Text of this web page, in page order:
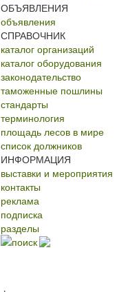
ОБЪЯВЛЕНИЯ
объявления
СПРАВОЧНИК
каталог организаций
каталог оборудования
законодательство
таможенные пошлины
стандарты
терминология
площадь лесов в мире
список должников
ИНФОРМАЦИЯ
выставки и мероприятия
контакты
реклама
подписка
разделы
поиск